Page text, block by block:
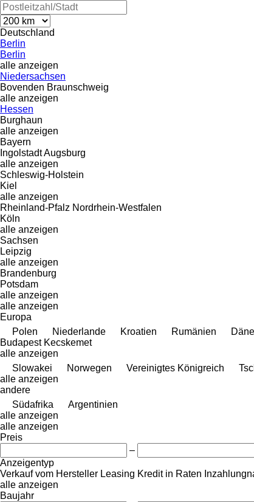
Deutschland
Berlin
Berlin
alle anzeigen
Niedersachsen
Bovenden Braunschweig
alle anzeigen
Hessen
Burghaun
alle anzeigen
Bayern
IngolstadtAugsburg
alle anzeigen
Schleswig-Holstein
Kiel
alle anzeigen
Rheinland-Pfalz Nordrhein-Westfalen
Köln
alle anzeigen
Sachsen
Leipzig
alle anzeigen
Brandenburg
Potsdam
alle anzeigen
alle anzeigen
Europa
Polen
Niederlande Kroatien Rumänien
Budapest Kecskemet
alle anzeigen
Slowakei
Norwegen Vereinigtes Königreich
alle anzeigen
andere
Südafrika
Argentinien
alle anzeigen
alle anzeigen
Preis
–
Anzeigentyp
Verkauf vom Hersteller Leasing Kredit in Raten
alle anzeigen
Baujahr